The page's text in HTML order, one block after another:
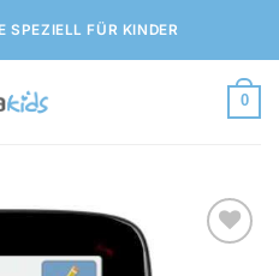
SPEZIELL FÜR KINDER
0